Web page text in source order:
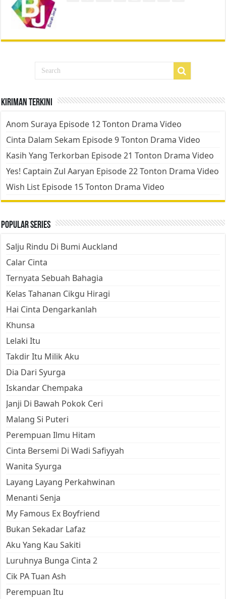
Kiriman Terkini
Anom Suraya Episode 12 Tonton Drama Video
Cinta Dalam Sekam Episode 9 Tonton Drama Video
Kasih Yang Terkorban Episode 21 Tonton Drama Video
Yes! Captain Zul Aaryan Episode 22 Tonton Drama Video
Wish List Episode 15 Tonton Drama Video
Popular Series
Salju Rindu Di Bumi Auckland
Calar Cinta
Ternyata Sebuah Bahagia
Kelas Tahanan Cikgu Hiragi
Hai Cinta Dengarkanlah
Khunsa
Lelaki Itu
Takdir Itu Milik Aku
Dia Dari Syurga
Iskandar Chempaka
Janji Di Bawah Pokok Ceri
Malang Si Puteri
Perempuan Ilmu Hitam
Cinta Bersemi Di Wadi Safiyyah
Wanita Syurga
Layang Layang Perkahwinan
Menanti Senja
My Famous Ex Boyfriend
Bukan Sekadar Lafaz
Aku Yang Kau Sakiti
Luruhnya Bunga Cinta 2
Cik PA Tuan Ash
Perempuan Itu